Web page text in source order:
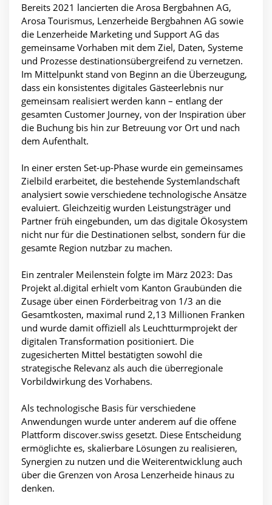
Bereits 2021 lancierten die Arosa Bergbahnen AG,
Arosa Tourismus, Lenzerheide Bergbahnen AG sowie
die Lenzerheide Marketing und Support AG das
gemeinsame Vorhaben mit dem Ziel, Daten, Systeme
und Prozesse destinationsübergreifend zu vernetzen.
Im Mittelpunkt stand von Beginn an die Überzeugung,
dass ein konsistentes digitales Gästeerlebnis nur
gemeinsam realisiert werden kann – entlang der
gesamten Customer Journey, von der Inspiration über
die Buchung bis hin zur Betreuung vor Ort und nach
dem Aufenthalt.
In einer ersten Set-up-Phase wurde ein gemeinsames
Zielbild erarbeitet, die bestehende Systemlandschaft
analysiert sowie verschiedene technologische Ansätze
evaluiert. Gleichzeitig wurden Leistungsträger und
Partner früh eingebunden, um das digitale Ökosystem
nicht nur für die Destinationen selbst, sondern für die
gesamte Region nutzbar zu machen.
Ein zentraler Meilenstein folgte im März 2023: Das
Projekt al.digital erhielt vom Kanton Graubünden die
Zusage über einen Förderbeitrag von 1/3 an die
Gesamtkosten, maximal rund 2,13 Millionen Franken
und wurde damit offiziell als Leuchtturmprojekt der
digitalen Transformation positioniert. Die
zugesicherten Mittel bestätigten sowohl die
strategische Relevanz als auch die überregionale
Vorbildwirkung des Vorhabens.
Als technologische Basis für verschiedene
Anwendungen wurde unter anderem auf die offene
Plattform discover.swiss gesetzt. Diese Entscheidung
ermöglichte es, skalierbare Lösungen zu realisieren,
Synergien zu nutzen und die Weiterentwicklung auch
über die Grenzen von Arosa Lenzerheide hinaus zu
denken.